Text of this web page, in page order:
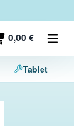
0,00 €
Tablet